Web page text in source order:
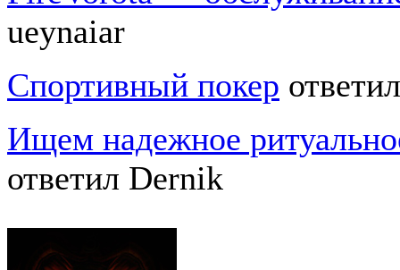
ueynaiar
Спортивный покер
Ищем надежное
ответил Dernik